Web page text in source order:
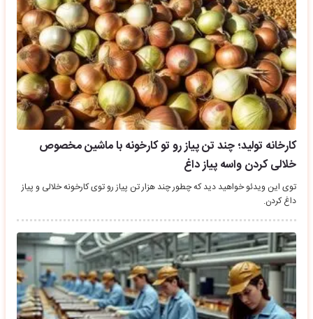
کارخانه تولید؛ چند تن پیاز رو تو کارخونه با ماشین مخصوص
خلالی کردن واسه پیاز داغ
توی این ویدئو خواهید دید که چطور چند هزار تن پیاز رو توی کارخونه خلالی و پیاز
داغ کردن.